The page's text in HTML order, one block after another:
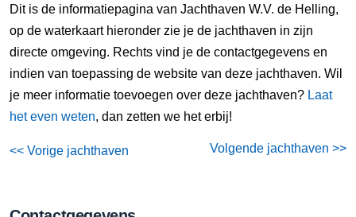
Dit is de informatiepagina van Jachthaven W.V. de Helling,
op de waterkaart hieronder zie je de jachthaven in zijn
directe omgeving. Rechts vind je de contactgegevens en
indien van toepassing de website van deze jachthaven. Wil
je meer informatie toevoegen over deze jachthaven? Laat
het even weten, dan zetten we het erbij!
<< Vorige jachthaven Volgende jachthaven >>